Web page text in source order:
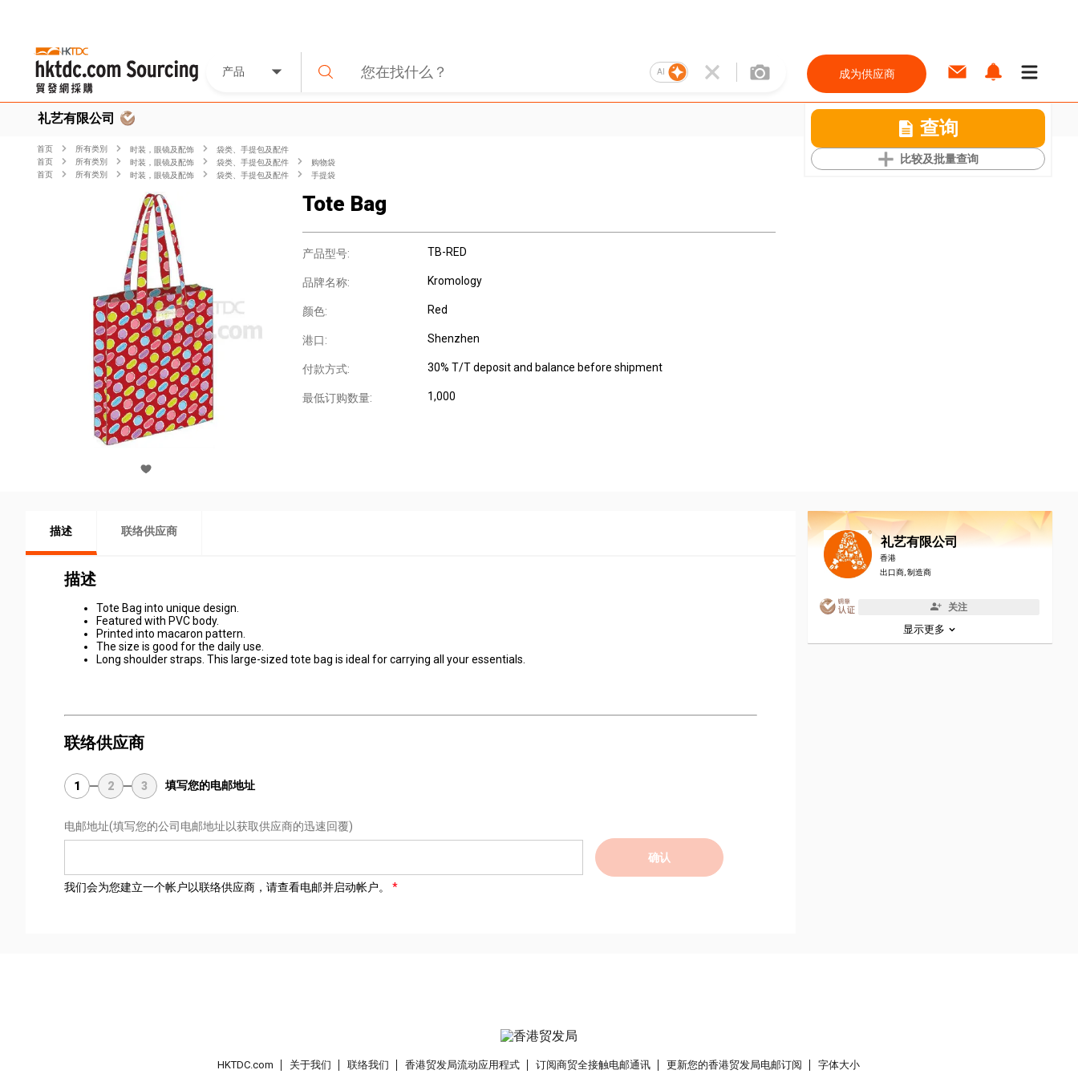
产品 AI 成为供应商
礼艺有限公司 查询
比较及批量查询
首页 所有类別 时装，眼镜及配饰
袋类、手提包及配件
首页
所有类別 时装，眼镜及配饰 袋类、手提包及配件
购物袋
首页
所有类別 时装，眼镜及配饰 袋类、手提包及配件 手提袋
Tote Bag
产品型号: TB-RED
品牌名称: Kromology
颜色: Red
港口: Shenzhen
付款方式: 30% T/T deposit and balance before shipment
最低订购数量: 1,000
描述 联络供应商
描述
Tote Bag into unique design.
Featured with PVC body.
Printed into macaron pattern.
The size is good for the daily use.
Long shoulder straps. This large-sized tote bag is ideal for carrying all your essentials.
联络供应商
1 2 3 填写您的电邮地址
电邮地址(填写您的公司电邮地址以获取供应商的迅速回覆)
确认
我们会为您建立一个帐户以联络供应商，请查看电邮并启动帐户。
礼艺有限公司
香港
出口商, 制造商
关注
显示更多
HKTDC.com 关于我们 联络我们 香港贸发局流动应用程式 订阅商贸全接触电邮通讯 更新您的香港贸发局电邮订阅 字体大小